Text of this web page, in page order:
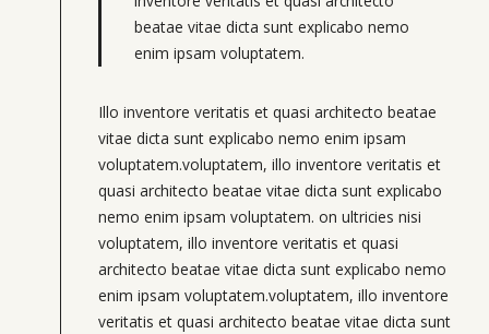
beatae vitae dicta sunt explicabo nemo
enim ipsam voluptatem.
Illo inventore veritatis et quasi architecto beatae
vitae dicta sunt explicabo nemo enim ipsam
voluptatem.voluptatem, illo inventore veritatis et
quasi architecto beatae vitae dicta sunt explicabo
nemo enim ipsam voluptatem. on ultricies nisi
voluptatem, illo inventore veritatis et quasi
architecto beatae vitae dicta sunt explicabo nemo
enim ipsam voluptatem.voluptatem, illo inventore
veritatis et quasi architecto beatae vitae dicta sunt